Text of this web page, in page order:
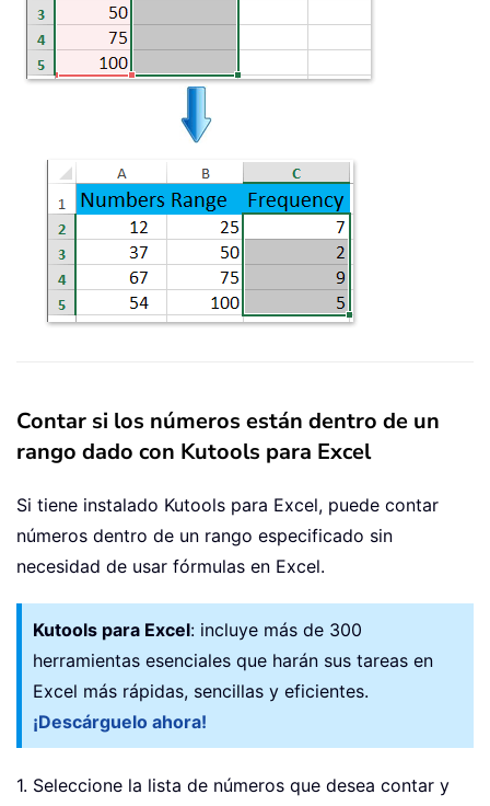
Contar si los números están dentro de un
rango dado con Kutools para Excel
Si tiene instalado Kutools para Excel, puede contar
números dentro de un rango especificado sin
necesidad de usar fórmulas en Excel.
Kutools para Excel: incluye más de 300
herramientas esenciales que harán sus tareas en
Excel más rápidas, sencillas y eficientes.
¡Descárguelo ahora!
1. Seleccione la lista de números que desea contar y